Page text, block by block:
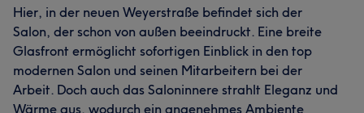
Hier, in der neuen Weyerstraße befindet sich der
Salon, der schon von außen beeindruckt. Eine breite
Glasfront ermöglicht sofortigen Einblick in den top
modernen Salon und seinen Mitarbeitern bei der
Arbeit. Doch auch das Saloninnere strahlt Eleganz und
Wärme aus, wodurch ein angenehmes Ambiente